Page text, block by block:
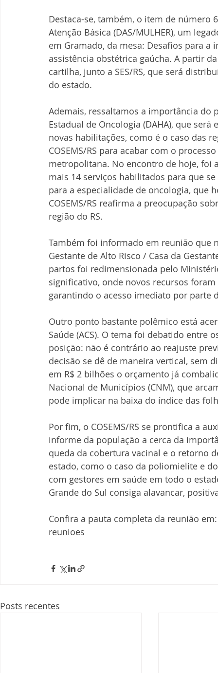
Destaca-se, também, o item de número
Atenção Básica (DAS/MULHER), um
em Gramado, da mesa: Desafios para
assistência obstétrica gaúcha. A partir
cartilha, junto a SES/RS, que será
do estado.
Ademais, ressaltamos a importância
Estadual de Oncologia (DAHA), que
novas habilitações, como é o caso das
COSEMS/RS para acabar com o
metropolitana. No encontro de hoje, foi
mais 14 serviços habilitados para que
para a especialidade de oncologia, que
COSEMS/RS reafirma a preocupação
região do RS.
Também foi informado em reunião que
Gestante de Alto Risco / Casa da
partos foi redimensionada pelo
significativo, onde novos recursos
garantindo o acesso imediato por parte
Outro ponto bastante polêmico está
Saúde (ACS). O tema foi debatido entre
posição: não é contrário ao reajuste
decisão se dê de maneira vertical, sem
em R$ 2 bilhões o orçamento já
Nacional de Municípios (CNM), que
pode implicar na baixa do índice das
Por fim, o COSEMS/RS se prontifica a
informe da população a cerca da
queda da cobertura vacinal e o retorno
estado, como o caso da poliomielite e
com gestores em saúde em todo o
Grande do Sul consiga alavancar,
Confira a pauta completa da reunião
reunioes
Posts recentes